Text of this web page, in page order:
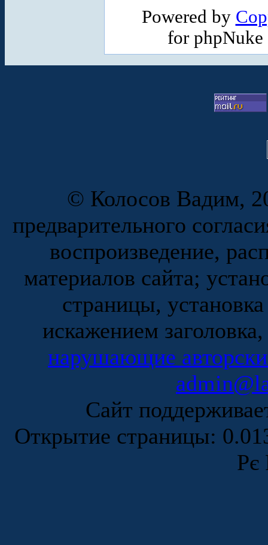
Powered by
for
© Колосов Вадим,
предварительного
воспроизведение,
материалов сайта;
страницы,
искажением
нарушающие
Сайт
Открытие страницы:
Рє